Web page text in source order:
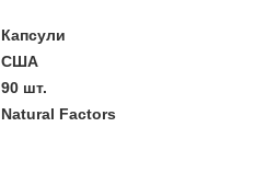
Капсули
США
90 шт.
Natural Factors